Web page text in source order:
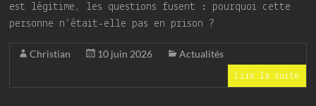
est légitime, les questions fusent : pourquoi cette
personne n’était-elle pas en prison ?
Christian 10 juin 2026 Actualités
Lire la suite